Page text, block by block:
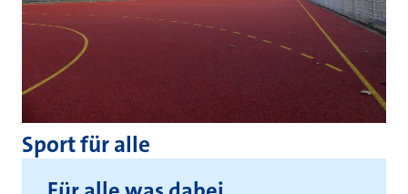
Sport für alle